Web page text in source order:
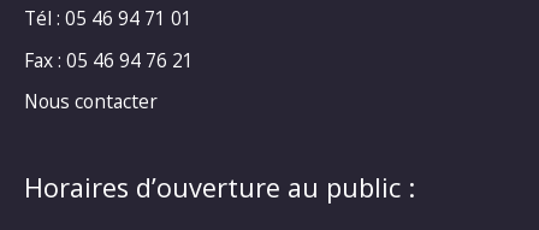
Tél : 05 46 94 71 01
Fax : 05 46 94 76 21
Nous contacter
Horaires d’ouverture au public :